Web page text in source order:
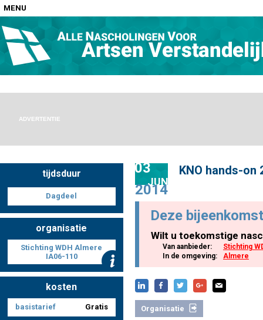
MENU
Home
Nascholingen op locatie (agenda)
Nascholingen online (elearning)
Nascholingen op aanvraag (in-company)
Nascholing aanmelden
ADVERTENTIE
tijdsduur
Dagdeel
organisatie
Stichting WDH Almere
IA06-110
kosten
basistarief Gratis
03
JUN
2014
KNO hands-on
Deze
Wilt u toekomstige
Van aanbieder:
Stichting
In de omgeving:
Almere
Organisatie